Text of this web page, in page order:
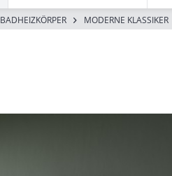
BADHEIZKÖRPER MODERNE KLASSIKER